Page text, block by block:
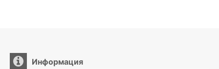
Информация